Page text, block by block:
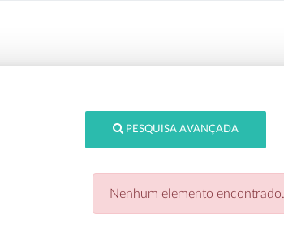
PESQUISA AVANÇADA
Nenhum elemento encontrado.